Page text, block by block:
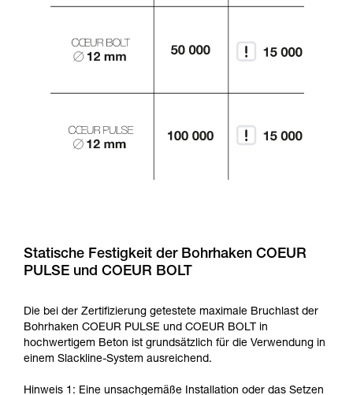
Statische Festigkeit der Bohrhaken COEUR
PULSE und COEUR BOLT
Die bei der Zertifizierung getestete maximale Bruchlast der
Bohrhaken COEUR PULSE und COEUR BOLT in
hochwertigem Beton ist grundsätzlich für die Verwendung in
einem Slackline-System ausreichend.
Hinweis 1: Eine unsachgemäße Installation oder das Setzen